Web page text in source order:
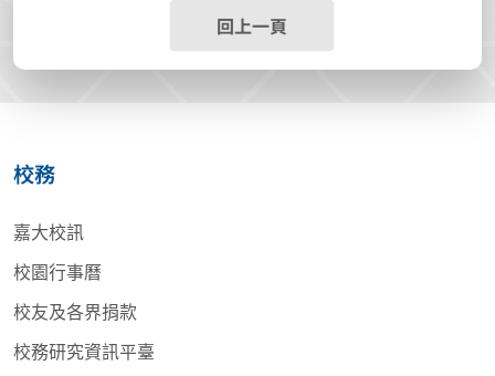
回上一頁
校務
嘉大校訊
校園行事曆
校友及各界捐款
校務研究資訊平臺